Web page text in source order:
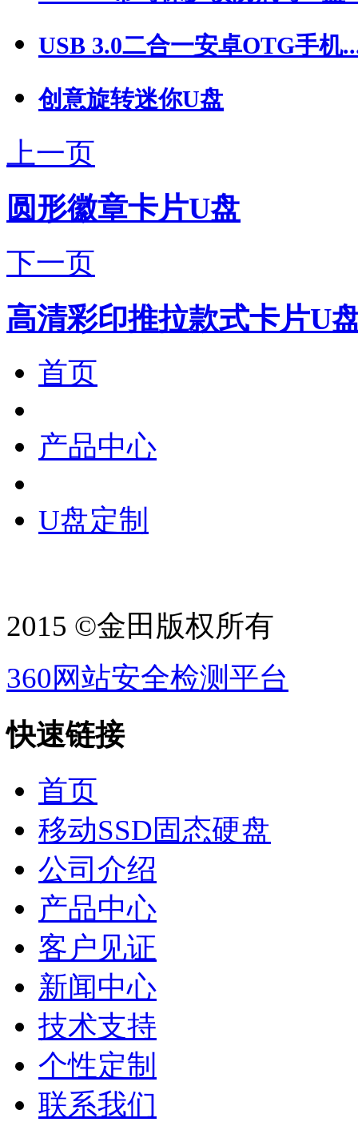
USB 3.0二合一安卓OTG手机
创意旋转迷你U盘
上一页
圆形徽章卡片U盘
下一页
高清彩印推拉款式卡片U
首页
产品中心
U盘定制
2015 ©金田版权所有
360网站安全检测平台
快速链接
首页
移动SSD固态硬盘
公司介绍
产品中心
客户见证
新闻中心
技术支持
个性定制
联系我们